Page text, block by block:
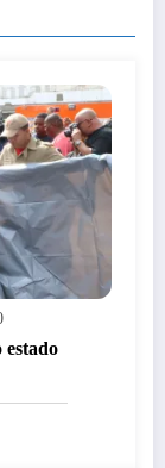
estado